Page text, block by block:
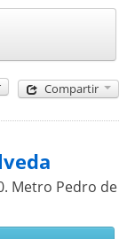
Compartir
Metro Pedro de